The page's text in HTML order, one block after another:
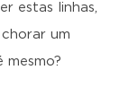
estas linhas,
um